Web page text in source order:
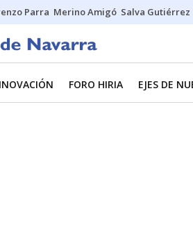
Parra Merino Amigó Salva Gutiérrez
FORO HIRIA EJES DE